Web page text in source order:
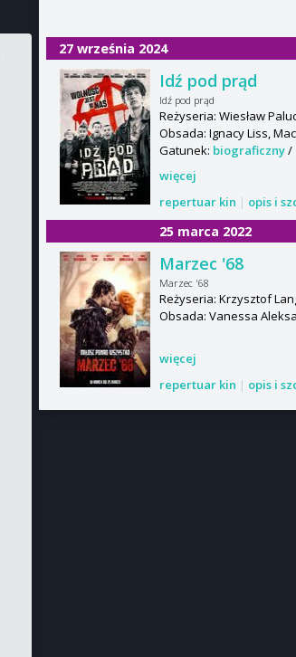
27 września 2024
Idź pod prąd
Idź pod prąd
Reżyseria: Wiesław
Obsada: Ignacy Liss,
Gatunek: biograficzny/
więcej
repertuar kin | opis i
25 marca 2022
Marzec '68
Marzec '68
Reżyseria: Krzysztof
Obsada: Vanessa
więcej
repertuar kin | opis i